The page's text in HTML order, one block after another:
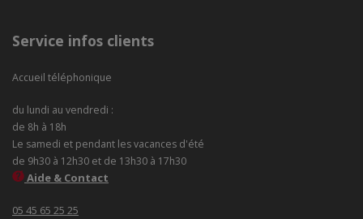
Service infos clients
Accueil téléphonique
du lundi au vendredi :
de 8h à 18h
Le samedi et pendant les vacances d'été
de 9h30 à 12h30 et de 13h30 à 17h30
Aide & Contact
05 45 65 25 25